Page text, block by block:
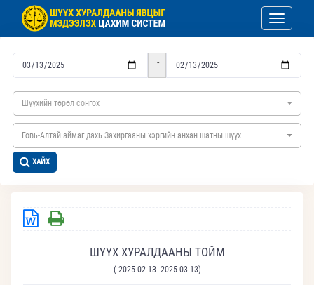
Toggle
-
Шүүхийн төрөл сонгох
Говь-Алтай аймаг дахь Захиргааны хэргийн анхан шатны шүүх
ХАЙХ
ШҮҮХ ХУРАЛДААНЫ ТОЙМ
( 2025-02-13- 2025-03-13)